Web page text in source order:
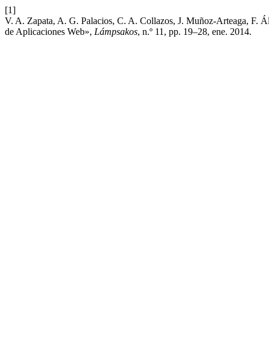
[1]
V. A. Zapata, A. G. Palacios, C. A. Collazos, J. Muñoz-Arteaga, F.
de Aplicaciones Web», Lámpsakos, n.º 11, pp. 19–28, ene. 2014.